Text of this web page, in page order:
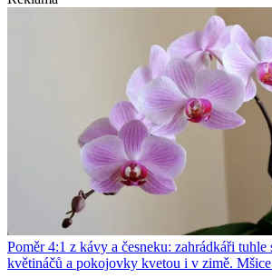
Poměr 4:1 z kávy a česneku: zahrádkáři tuhle
květináčů a pokojovky kvetou i v zimě.